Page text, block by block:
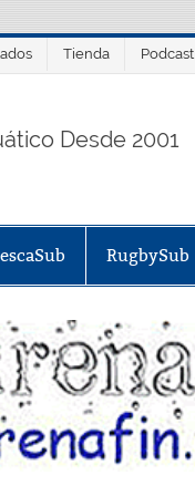
Tienda Podcast
Desde 2001
RugbySub